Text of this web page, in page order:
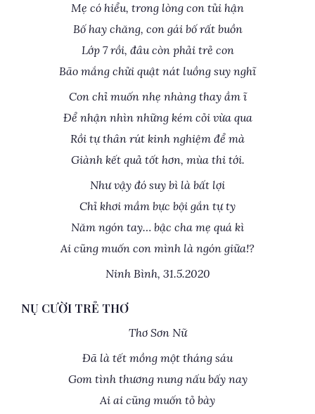
Mẹ có hiểu, trong lòng con tủi hận
Bố hay chăng, con gái bố rất buồn
Lớp 7 rồi, đâu còn phải trẻ con
Bão mắng chửi quật nát luồng suy nghĩ
Con chỉ muốn nhẹ nhàng thay ầm ĩ
Để nhận nhìn những kém cỏi vừa qua
Rồi tự thân rút kinh nghiệm để mà
Giành kết quả tốt hơn, mùa thi tới.
Như vậy đó suy bì là bất lợi
Chỉ khơi mầm bực bội gắn tự ty
Năm ngón tay… bậc cha mẹ quá kì
Ai cũng muốn con mình là ngón giữa!?
Ninh Bình, 31.5.2020
NỤ CƯỜI TRẺ THƠ
Thơ Sơn Nữ
Đã là tết mồng một tháng sáu
Gom tình thương nung nấu bấy nay
Ai ai cũng muốn tỏ bày